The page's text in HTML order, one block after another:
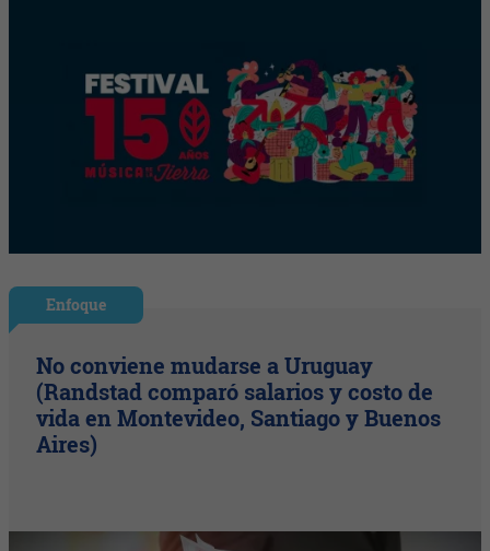
Enfoque
No conviene mudarse a Uruguay
(Randstad comparó salarios y costo de
vida en Montevideo, Santiago y Buenos
Aires)